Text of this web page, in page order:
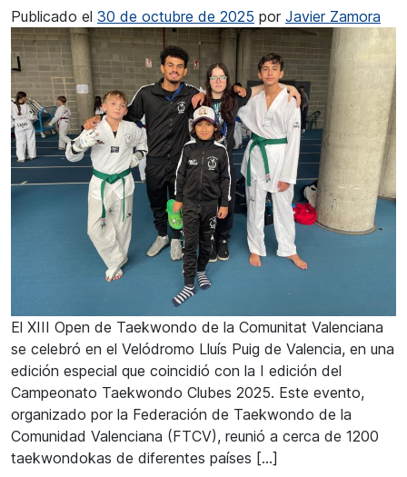
Publicado el 30 de octubre de 2025 por Javier Zamora
El XIII Open de Taekwondo de la Comunitat Valenciana
se celebró en el Velódromo Lluís Puig de Valencia, en una
edición especial que coincidió con la I edición del
Campeonato Taekwondo Clubes 2025. Este evento,
organizado por la Federación de Taekwondo de la
Comunidad Valenciana (FTCV), reunió a cerca de 1200
taekwondokas de diferentes países […]